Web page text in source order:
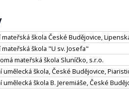
mateřská škola České Budějovice,
mateřská škola "U sv. Josefa"
mateřská škola Sluníčko, s.r.o.
umělecká škola, České Budějovice,
umělecká škola B. Jeremiáše, České